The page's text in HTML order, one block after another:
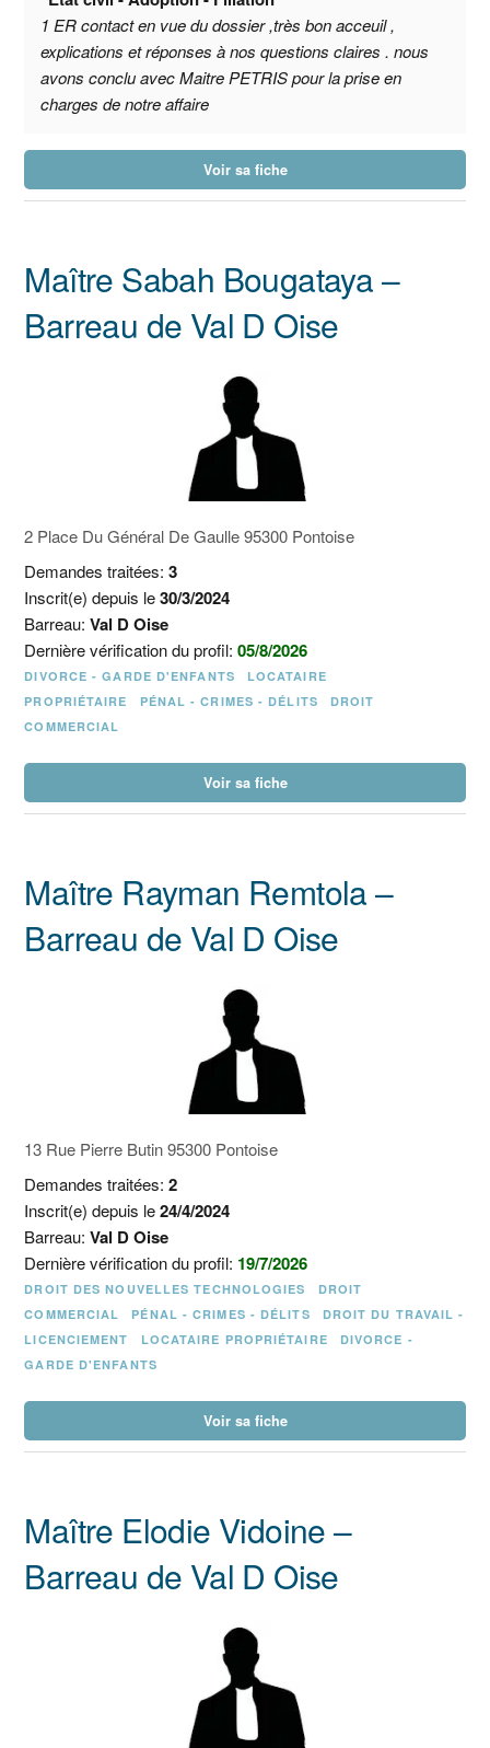
1 ER contact en vue du dossier ,très bon acceuil ,
explications et réponses à nos questions claires . nous
avons conclu avec Maitre PETRIS pour la prise en
charges de notre affaire
Voir sa fiche
Maître Sabah Bougataya –
Barreau de Val D Oise
2 Place Du Général De Gaulle 95300 Pontoise
Demandes traitées:3
Inscrit(e) depuis le30/3/2024
Barreau:Val D Oise
Dernière vérification du profil:05/8/2026
DIVORCE - GARDE D'ENFANTS
LOCATAIRE
PROPRIÉTAIRE
PÉNAL - CRIMES - DÉLITS
DROIT
COMMERCIAL
Voir sa fiche
Maître Rayman Remtola –
Barreau de Val D Oise
13 Rue Pierre Butin 95300 Pontoise
Demandes traitées:2
Inscrit(e) depuis le24/4/2024
Barreau:Val D Oise
Dernière vérification du profil: 19/7/2026
DROIT DES NOUVELLES TECHNOLOGIES
DROIT
COMMERCIAL
PÉNAL - CRIMES - DÉLITS
DROIT DU TRAVAIL -
LICENCIEMENT
LOCATAIRE PROPRIÉTAIRE
DIVORCE -
GARDE D'ENFANTS
Voir sa fiche
Maître Elodie Vidoine –
Barreau de Val D Oise